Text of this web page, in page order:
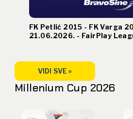
FK Petlić 2015 - FK Varga
21.06.2026. - FairPlay
VIDI SVE »
Millenium Cup 2026